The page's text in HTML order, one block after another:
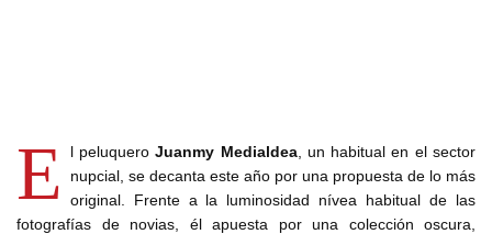
E l peluqueroJuanmy Medialdea, un habitual en el sector
nupcial, se decanta este año por una propuesta de lo más
original. Frente a la luminosidad nívea habitual de las
fotografías de novias, él apuesta por una colección oscura,